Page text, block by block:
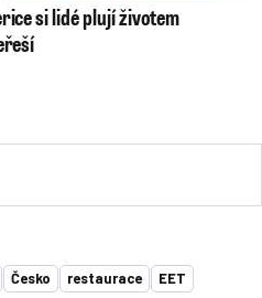
si lidé plují životem
Česko restaurace EET